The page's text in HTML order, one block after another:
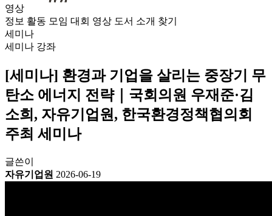
영상
정보 활동 모임 대회 영상 도서 소개 찾기
세미나
세미나 강좌
[세미나] 환경과 기업을 살리는 중장기 무
탄소 에너지 전략｜국회의원 우재준·김
소희, 자유기업원, 한국환경정책협의회
주최 세미나
글쓴이
자유기업원 2026-06-19